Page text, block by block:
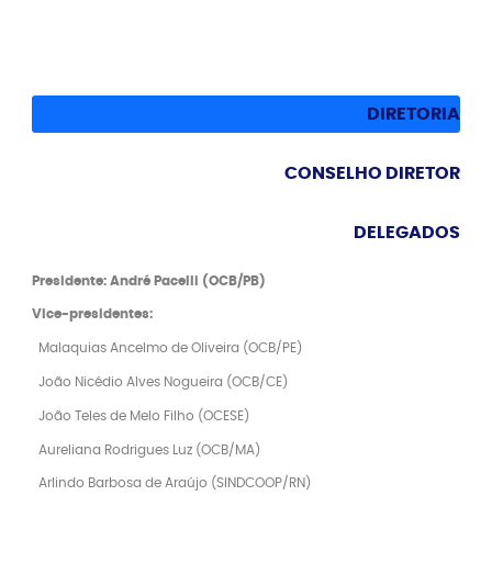
DIRETORIA
CONSELHO DIRETOR
DELEGADOS
Presidente: André Pacelli (OCB/PB)
Vice-presidentes:
Malaquias Ancelmo de Oliveira (OCB/PE)
João Nicédio Alves Nogueira (OCB/CE)
João Teles de Melo Filho (OCESE)
Aureliana Rodrigues Luz (OCB/MA)
Arlindo Barbosa de Araújo (SINDCOOP/RN)